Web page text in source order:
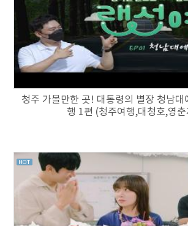
청주 가볼만한 곳! 대통령의 별장 청남대
행 1편 (청주여행,대청호,영